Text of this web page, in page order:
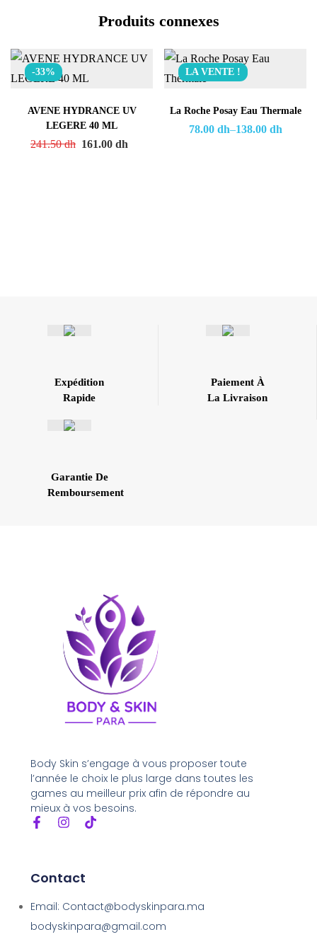
Produits connexes
-33%
AVENE HYDRANCE UV
LEGERE 40 ML
241.50dh 161.00 dh
LA VENTE !
La Roche Posay Eau Thermale
78.00 dh–138.00 dh
Paiement À
La Livraison
Expédition
Rapide
Garantie De
Remboursement
Body Skin s’engage à vous proposer toute
l’année le choix le plus large dans toutes les
games au meilleur prix afin de répondre au
mieux à vos besoins.
Contact
Email: Contact@bodyskinpara.ma
bodyskinpara@gmail.com